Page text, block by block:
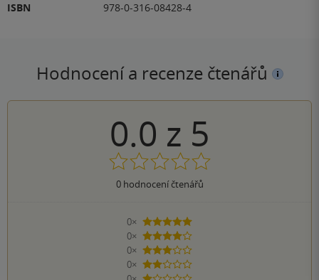
ISBN
978-0-316-08428-4
Hodnocení a recenze čtenářů
0.0 z 5
0hodnocení čtenářů
0×
5 hvězdiček
0×
4 hvězdičky
0×
3 hvězdičky
0×
2 hvězdičky